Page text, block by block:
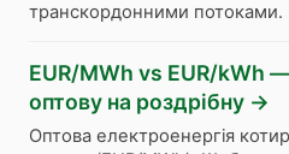
транскордонними потоками.
EUR/MWh vs EUR/kWh
оптову на роздрібну →
Оптова електроенергія